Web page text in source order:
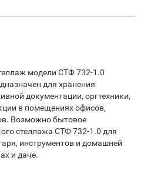
модели СТФ 732-1.0
для хранения
документации, оргтехники,
в помещениях офисов,
Возможно бытовое
стеллажа СТФ 732-1.0 для
инструментов и домашней
и даче.